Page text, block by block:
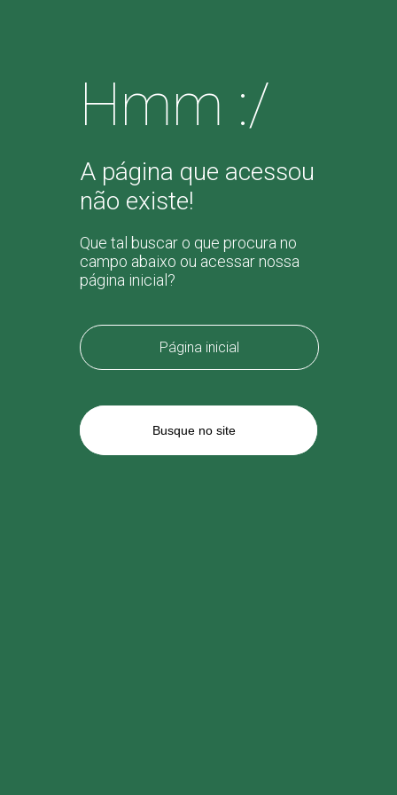
Hmm :/
A página que acessou
não existe!
Que tal buscar o que procura no
campo abaixo ou acessar nossa
página inicial?
Página inicial